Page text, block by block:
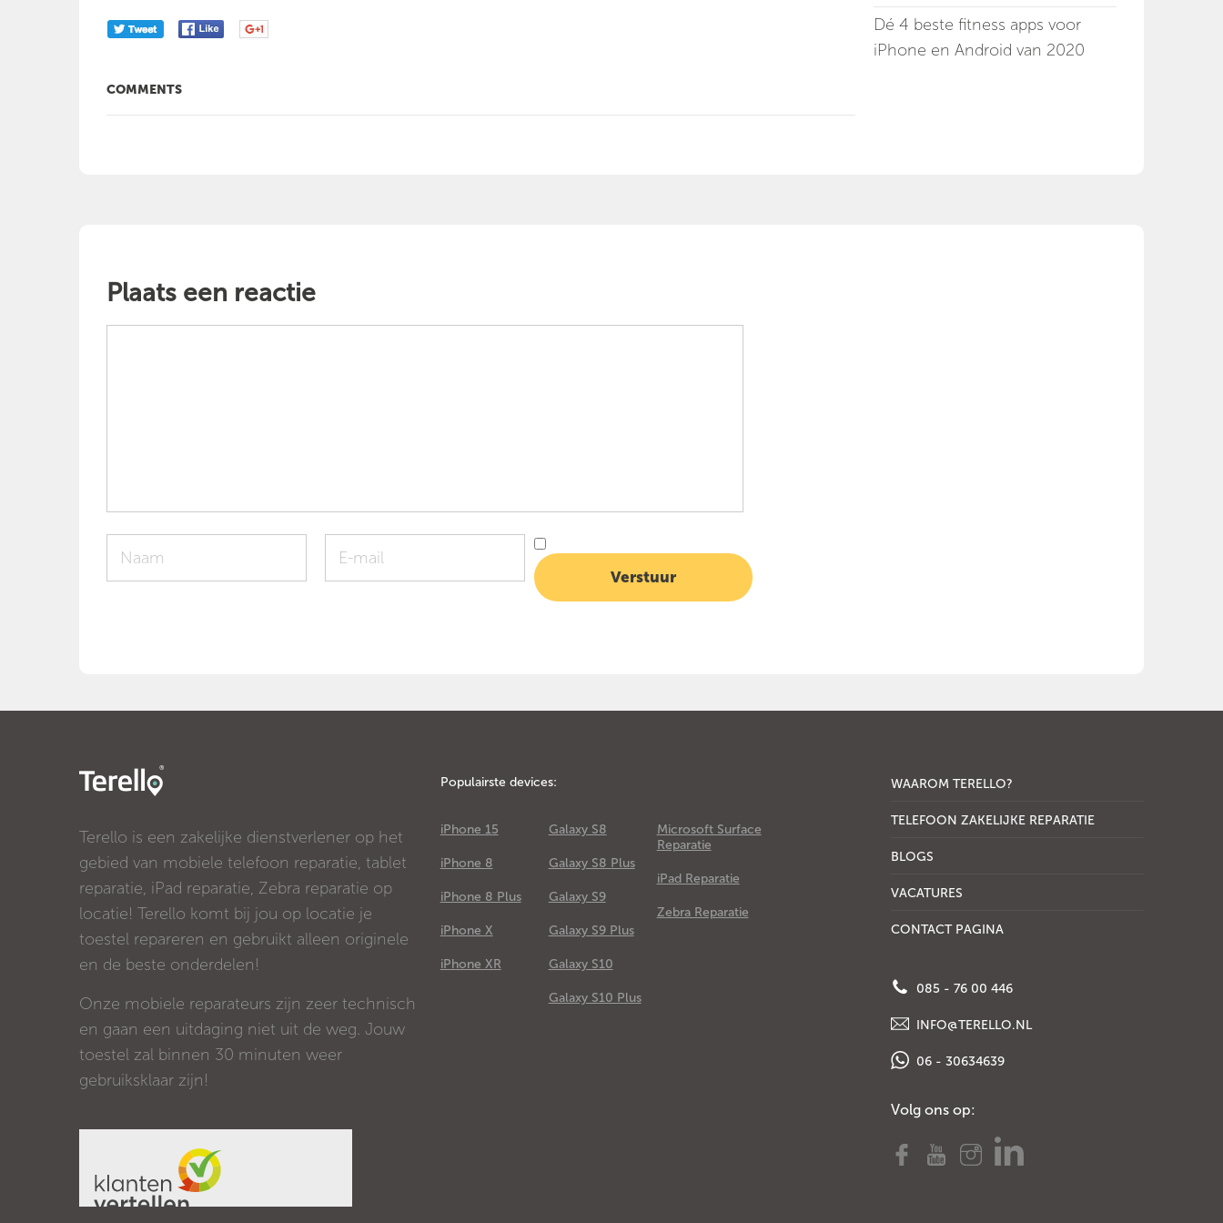
COMMENTS
Dé 4 beste fitness apps voor
iPhone en Android van 2020
Plaats een reactie
Terello is een zakelijke dienstverlener op het
gebied van mobiele telefoon reparatie, tablet
reparatie, iPad reparatie, Zebra reparatie op
locatie! Terello komt bij jou op locatie je
toestel repareren en gebruikt alleen originele
en de beste onderdelen!
Onze mobiele reparateurs zijn zeer technisch
en gaan een uitdaging niet uit de weg. Jouw
toestel zal binnen 30 minuten weer
gebruiksklaar zijn!
Populairste devices:
iPhone 15
iPhone 8
iPhone 8 Plus
iPhone X
iPhone XR
Galaxy S8
Galaxy S8 Plus
Galaxy S9
Galaxy S9 Plus
Galaxy S10
Galaxy S10 Plus
Microsoft Surface
Reparatie
iPad Reparatie
Zebra Reparatie
WAAROM TERELLO?
TELEFOON ZAKELIJKE REPARATIE
BLOGS
VACATURES
CONTACT PAGINA
085 - 76 00 446
INFO@TERELLO.NL
06 - 30634639
Volg ons op: